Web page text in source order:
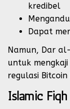
kredibel
Dapat
Namun, Dar
untuk
regulasi
Islamic